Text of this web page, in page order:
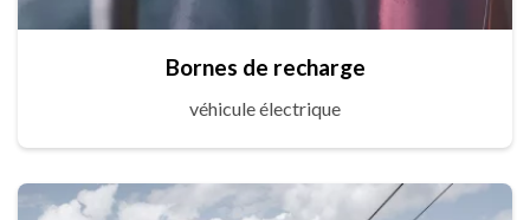
Bornes de recharge
véhicule électrique